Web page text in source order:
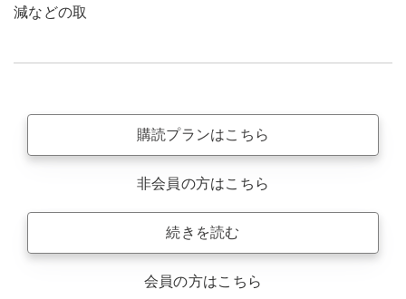
減などの取
購読プランはこちら
非会員の方はこちら
続きを読む
会員の方はこちら